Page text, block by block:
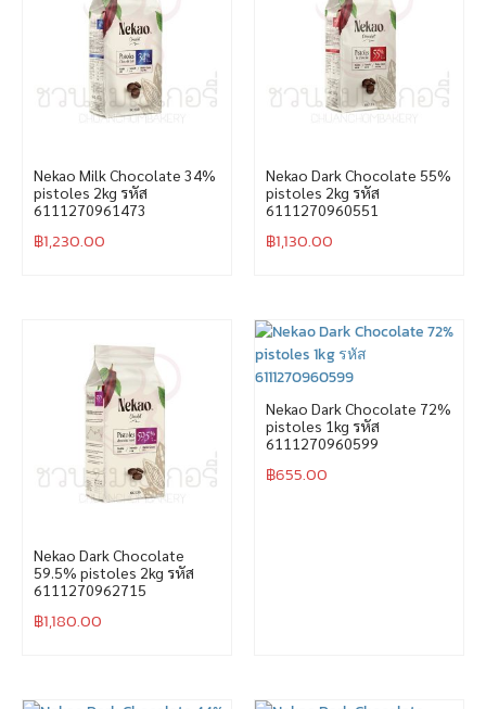
Nekao Milk Chocolate 34%
pistoles 2kg รหัส
6111270961473
฿1,230.00
Nekao Dark Chocolate 55%
pistoles 2kg รหัส
6111270960551
฿1,130.00
Nekao Dark Chocolate
59.5% pistoles 2kg รหัส
6111270962715
฿1,180.00
Nekao Dark Chocolate 72%
pistoles 1kg รหัส
6111270960599
฿655.00